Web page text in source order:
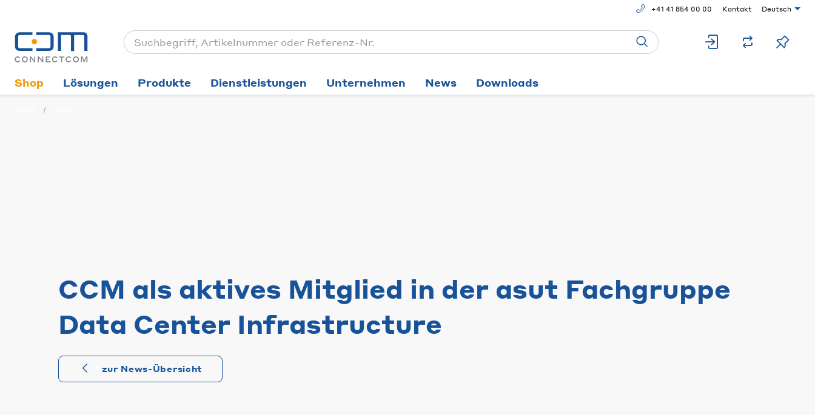
+41 41 854 00 00 Kontakt Deutsch
Shop Lösungen Produkte Dienstleistungen Unternehmen News Downloads
CCM als aktives Mitglied in der asut Fachgruppe
Data Center Infrastructure
zur News-Übersicht